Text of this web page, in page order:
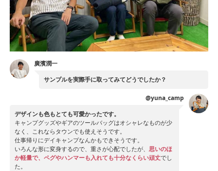
廣濱潤一
サンプルを実際手に取ってみてどうでしたか？
@yuna_camp
デザインも色もとても可愛かったです。
キャンプグッズやギアのツールバッグはオシャレなものが少
なく、これならタウンでも使えそうです。
仕事帰りにデイキャンプなんかもできそうです。
いろんな形に変身するので、重さが心配でしたが、 思いのほ
か軽量で、ペグやハンマーも入れても十分なくらい頑丈でし
た。